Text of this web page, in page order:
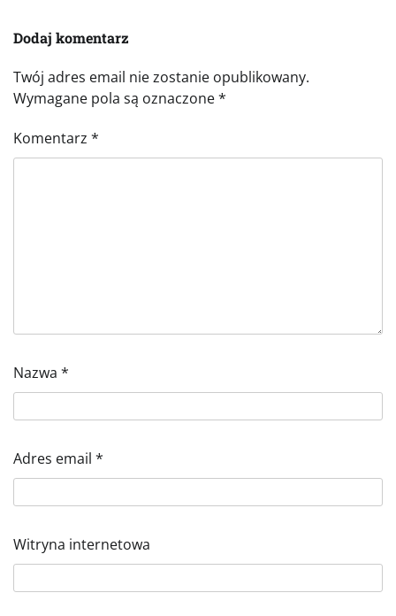
Dodaj komentarz
Twój adres email nie zostanie opublikowany.
Wymagane pola są oznaczone*
Komentarz *
Nazwa *
Adres email *
Witryna internetowa